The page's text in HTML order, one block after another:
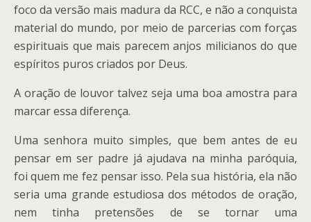
foco da versão mais madura da RCC, e não a conquista
material do mundo, por meio de parcerias com forças
espirituais que mais parecem anjos milicianos do que
espíritos puros criados por Deus.
A oração de louvor talvez seja uma boa amostra para
marcar essa diferença.
Uma senhora muito simples, que bem antes de eu
pensar em ser padre já ajudava na minha paróquia,
foi quem me fez pensar isso. Pela sua história, ela não
seria uma grande estudiosa dos métodos de oração,
nem tinha pretensões de se tornar uma